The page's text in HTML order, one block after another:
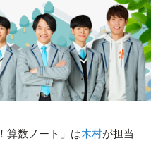
算数ノート」は木村が担当